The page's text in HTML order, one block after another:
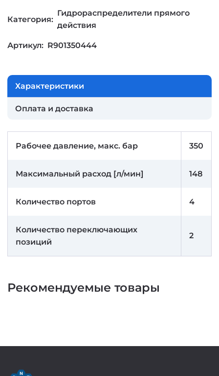
Категория:
Гидрораспределители прямого
действия
Артикул: R901350444
Характеристики
Оплата и доставка
Рабочее давление, макс. бар 350
Максимальный расход [л/мин] 148
Количество портов 4
Количество переключающих
позиций
2
Рекомендуемые товары